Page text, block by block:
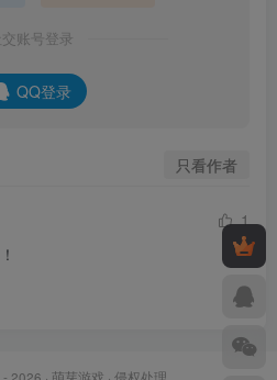
账号登录
QQ登录
只看作者
1